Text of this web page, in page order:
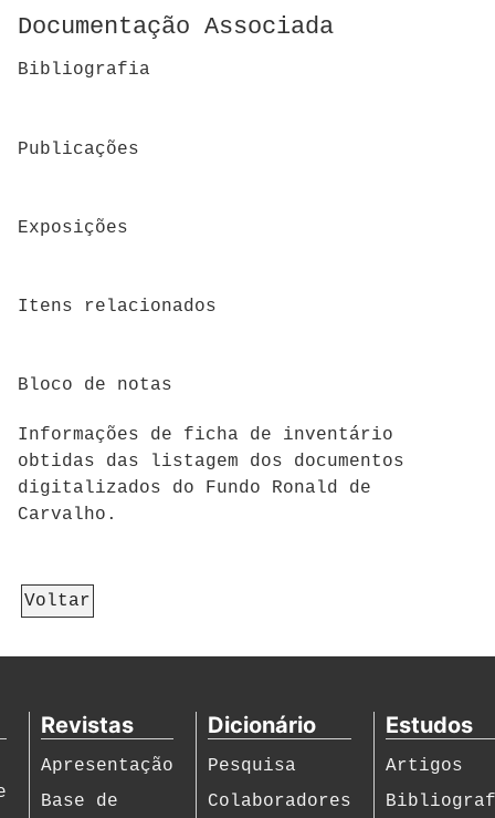
Documentação Associada
Bibliografia
Publicações
Exposições
Itens relacionados
Bloco de notas
Informações de ficha de inventário
obtidas das listagem dos documentos
digitalizados do Fundo Ronald de
Carvalho.
Voltar
Revistas
Apresentação
Base de
Dicionário
Pesquisa
Colaboradores
Estudos
Artigos